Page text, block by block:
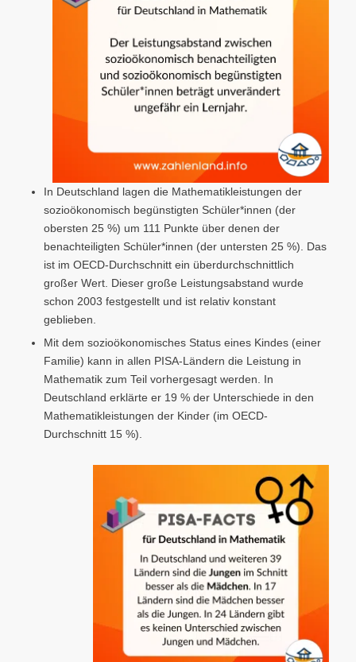
In Deutschland lagen die Mathematikleistungen der
sozioökonomisch begünstigten Schüler*innen (der
obersten 25 %) um 111 Punkte über denen der
benachteiligten Schüler*innen (der untersten 25 %). Das
ist im OECD-Durchschnitt ein überdurchschnittlich
großer Wert. Dieser große Leistungsabstand wurde
schon 2003 festgestellt und ist relativ konstant
geblieben.
Mit dem sozioökonomisches Status eines Kindes (einer
Familie) kann in allen PISA-Ländern die Leistung in
Mathematik zum Teil vorhergesagt werden. In
Deutschland erklärte er 19 % der Unterschiede in den
Mathematikleistungen der Kinder (im OECD-
Durchschnitt 15 %).